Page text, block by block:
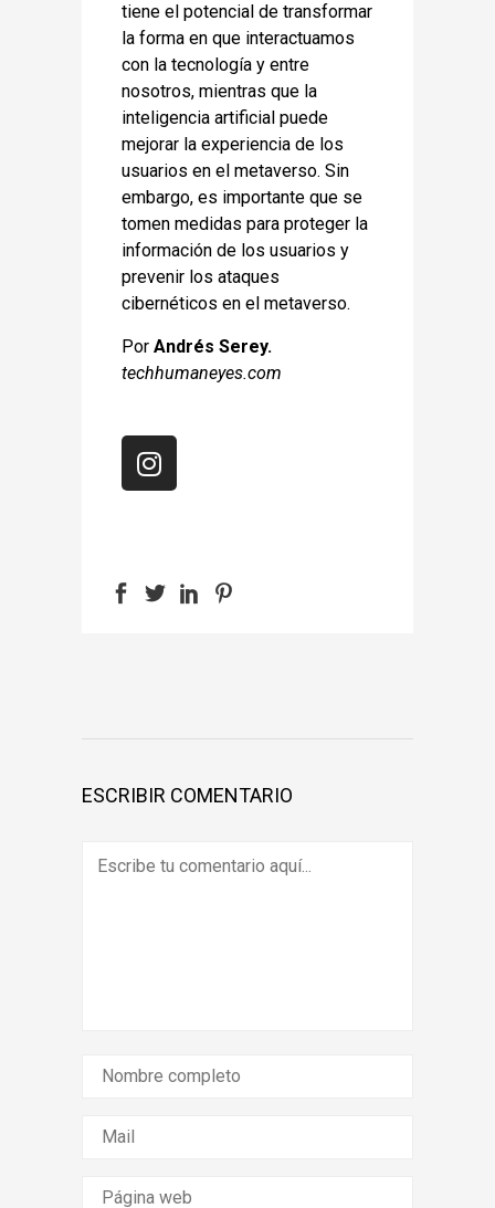
tiene el potencial de transformar
la forma en que interactuamos
con la tecnología y entre
nosotros, mientras que la
inteligencia artificial puede
mejorar la experiencia de los
usuarios en el metaverso. Sin
embargo, es importante que se
tomen medidas para proteger la
información de los usuarios y
prevenir los ataques
cibernéticos en el metaverso.
Por Andrés Serey.
techhumaneyes.com
ESCRIBIR COMENTARIO